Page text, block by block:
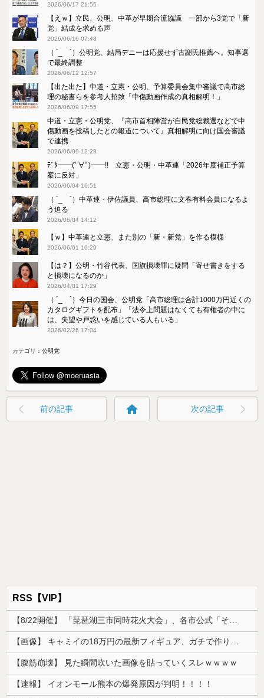
2026/06/17 21:55
【えｗ】立民、公明、中革が早期合流協議 一部から3党で「新
党」結成を求める声
2026/06/16 07:48
（ ´_ゝ`）公明党、結局デニーは応援せず古謝氏推薦へ。知事選
で最終調整
2026/06/12 12:57
【出た出た】中道・立憲・公明、予算委員会集中審議で高市総
理の秘書らを参考人招致「中傷動画作成の真相解明！」
2026/06/09 17:55
中道・立憲・公明党、『高市首相陣営が自民党総裁選などで中
傷動画を投稿したとの報道について』真相解明に向け国会審議
で連携
2026/06/09 12:28
ﾃﾞﾀ━━(ﾟ∀ﾟ)━━!! 立憲・公明・中革連「2026年度補正予算
案に反対」
2026/06/04 16:51
（ ´_ゝ`）中革連・伊佐議員、高市総理に文春有料会員になるよ
う迫る
2026/06/04 14:12
【ｗ】中革連と立憲、また別の「新・新党」を作る模様
2026/06/01 10:29
【は？】公明・竹谷代表、国旗損壊罪に疑問「寄せ書きをする
と損壊になるのか」
2026/04/01 17:29
（ ´_ゝ`）今日の国会、公明党「高市総理は合計1000万円近くの
カタログギフトを配布」「法令上問題はなくても有権者の中に
は、失望や戸惑いを感じている人もいる」
2026/02/26 17:04
カテゴリ：公明党
前の記事 home 次の記事
RSS【VIP】
【腹筋崩壊】 見た瞬間吹いた画像を貼っていくスレｗｗｗｗ
【速報】 イオンモール熊本の爆発原因が判明！！！！